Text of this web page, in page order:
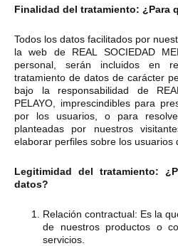
Finalidad del tratamiento: ¿Para
Todos los datos facilitados por
la web de REAL SOCIEDAD
personal, serán incluidos en
tratamiento de datos de carácter
bajo la responsabilidad de
PELAYO, imprescindibles para
por los usuarios, o para
planteadas por nuestros
elaborar perfiles sobre los usuarios
Legitimidad del tratamiento:
datos?
Relación contractual: Es la
de nuestros productos o
servicios.